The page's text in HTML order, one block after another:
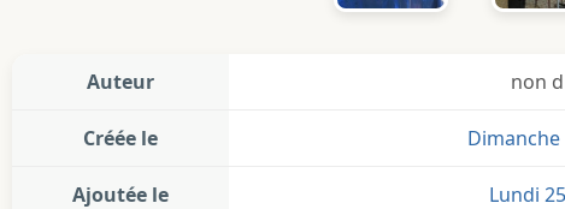
Auteur non
Créée le Dimanche
Ajoutée le Lundi